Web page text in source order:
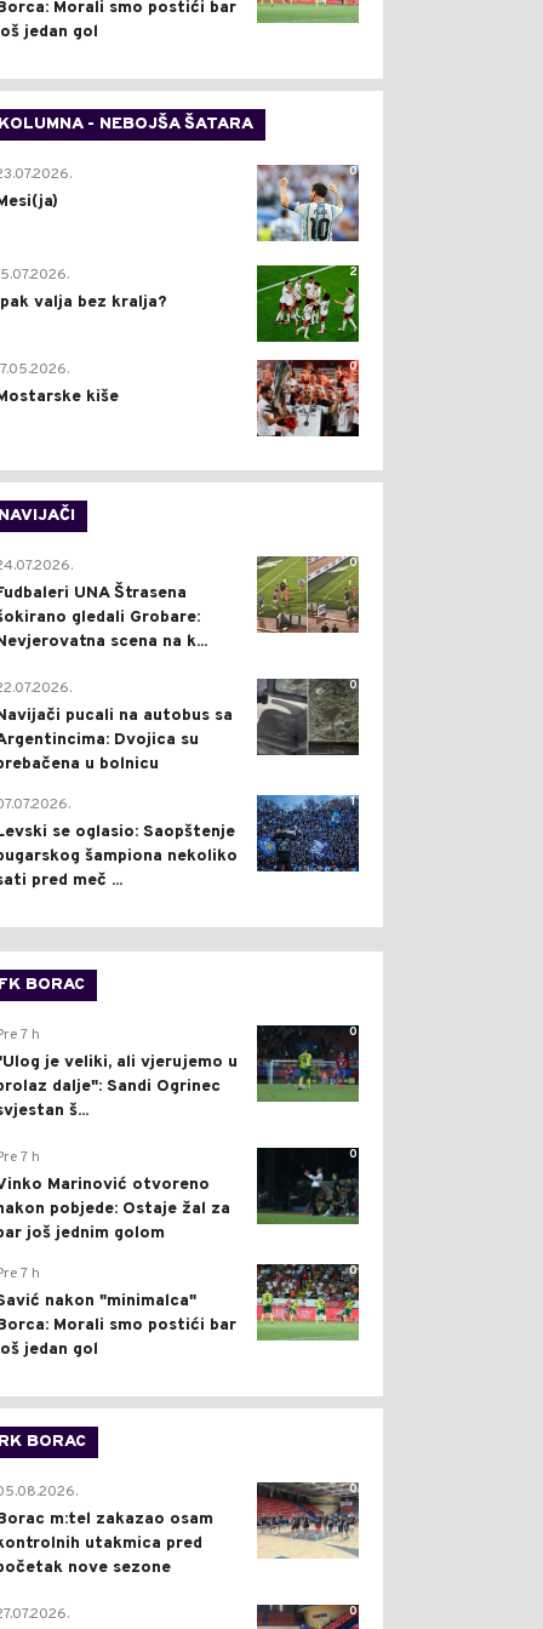
Morali smo postići bar
jedan gol
KOLUMNA - NEBOJŠA ŠATARA
0
2
valja bez kralja?
0
kiše
NAVIJAČI
0
UNA Štrasena
gledali Grobare:
scena na k...
0
pucali na autobus sa
Dvojica su
u bolnicu
1
se oglasio: Saopštenje
šampiona nekoliko
pred meč ...
FK BORAC
0
7 h
je veliki, ali vjerujemo u
dalje": Sandi Ogrinec
š...
0
7 h
Marinović otvoreno
pobjede: Ostaje žal za
još jednim golom
0
7 h
nakon "minimalca"
Morali smo postići bar
jedan gol
RK BORAC
0
m:tel zakazao osam
utakmica pred
nove sezone
0